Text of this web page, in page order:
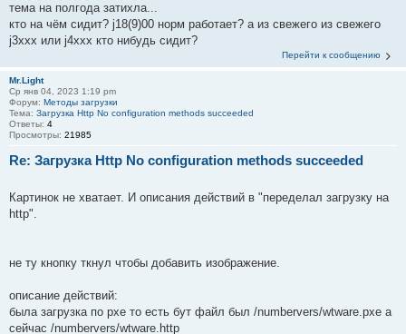
тема на полгода затихла...
кто на чём сидит? j18(9)00 норм работает? а из свежего из свежего
j3xxx или j4xxx кто нибудь сидит?
Перейти к сообщению
Mr.Light
Ср янв 04, 2023 1:19 pm
Форум: Методы загрузки
Тема: Загрузка Http No configuration methods succeeded
Ответы: 4
Просмотры: 21985
Re: Загрузка Http No configuration methods succeeded
Картинок не хватает. И описания действий в "переделал загрузку на
http".
не ту кнопку ткнул чтобы добавить изображение.
описание действий:
была загрузка по pxe то есть бут файл был /numbervers/wtware.pxe а
сейчас /numbervers/wtware.http